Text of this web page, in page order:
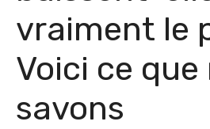
vraiment le
Voici ce que
savons